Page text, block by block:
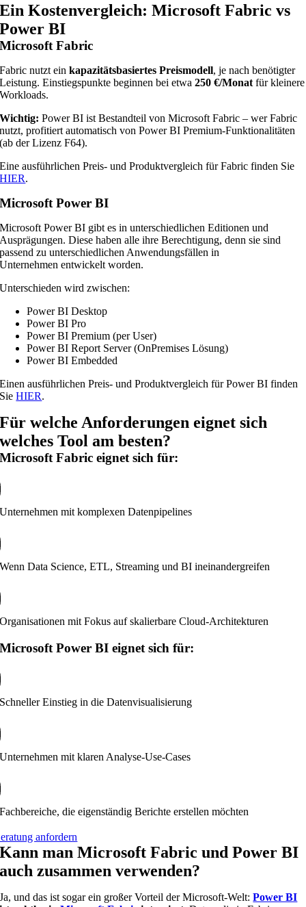
Ein Kostenvergleich: Microsoft Fabric vs
Power BI
Microsoft Fabric
Fabric nutzt einkapazitätsbasiertes Preismodell, je nach benötigter
Leistung. Einstiegspunkte beginnen bei etwa250 €/Monatfür kleinere
Workloads.
Wichtig: Power BI ist Bestandteil von Microsoft Fabric – wer Fabric
nutzt, profitiert automatisch von Power BI Premium-Funktionalitäten
(ab der Lizenz F64).
Eine ausführlichen Preis- und Produktvergleich für Fabric finden Sie
HIER.
Microsoft Power BI
Microsoft Power BI gibt es in unterschiedlichen Editionen und
Ausprägungen. Diese haben alle ihre Berechtigung, denn sie sind
passend zu unterschiedlichen Anwendungsfällen in
Unternehmen entwickelt worden.
Unterschieden wird zwischen:
Power BI Desktop
Power BI Pro
Power BI Premium (per User)
Power BI Report Server (OnPremises Lösung)
Power BI Embedded
Einen ausführlichen Preis- und Produktvergleich für Power BI finden
SieHIER.
Für welche Anforderungen eignet sich
welches Tool am besten?
Microsoft Fabric eignet sich für:
Unternehmen mit komplexen Datenpipelines
Wenn Data Science, ETL, Streaming und BI ineinandergreifen
Organisationen mit Fokus auf skalierbare Cloud-Architekturen
Microsoft Power BI eignet sich für:
Schneller Einstieg in die Datenvisualisierung
Unternehmen mit klaren Analyse-Use-Cases
Fachbereiche, die eigenständig Berichte erstellen möchten
anfordern
Kann man Microsoft Fabric und Power BI
auch zusammen verwenden?
Ja, und das ist sogar ein großer Vorteil der Microsoft-Welt:Power BI